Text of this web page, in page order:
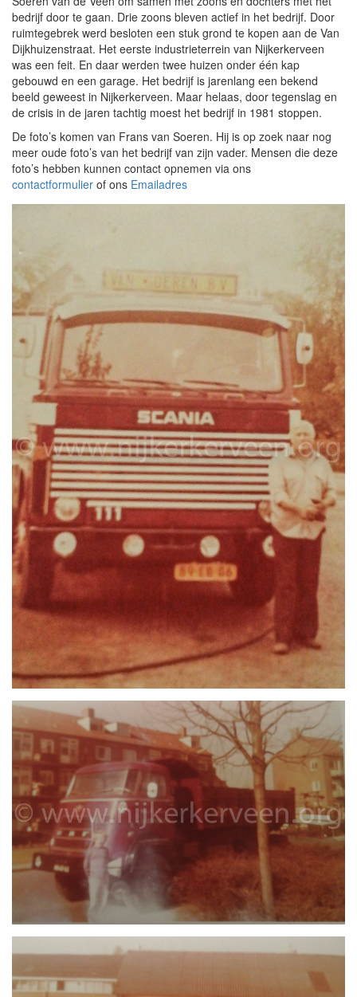
bedrijf door te gaan. Drie zoons bleven actief in het bedrijf. Door
ruimtegebrek werd besloten een stuk grond te kopen aan de Van
Dijkhuizenstraat. Het eerste industrieterrein van Nijkerkerveen
was een feit. En daar werden twee huizen onder één kap
gebouwd en een garage. Het bedrijf is jarenlang een bekend
beeld geweest in Nijkerkerveen. Maar helaas, door tegenslag en
de crisis in de jaren tachtig moest het bedrijf in 1981 stoppen.
De foto’s komen van Frans van Soeren. Hij is op zoek naar nog
meer oude foto’s van het bedrijf van zijn vader. Mensen die deze
foto’s hebben kunnen contact opnemen via ons
contactformulier of ons Emailadres